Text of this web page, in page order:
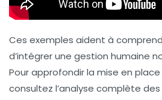
Ces exemples aident à
d’intégrer une gestion humaine
Pour approfondir la mise en
consultez l’analyse complète des